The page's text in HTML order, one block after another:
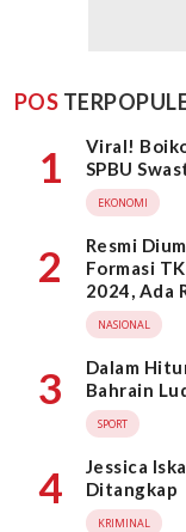
POS
1
Viral!
SPBU
EKONOMI
2
Resmi
Formasi
2024, Ada
Wahid
NASIONAL
3
Dalam
Bahrain
SPORT
4
Jessica
Ditangkap
KRIMINAL